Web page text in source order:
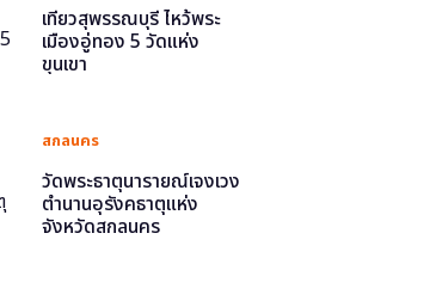
เที่ยวสุพรรณบุรี ไหว้พระ
เมืองอู่ทอง 5 วัดแห่ง
ขุนเขา
สกลนคร
วัดพระธาตุนารายณ์เจงเวง
ตำนานอุรังคธาตุแห่ง
จังหวัดสกลนคร